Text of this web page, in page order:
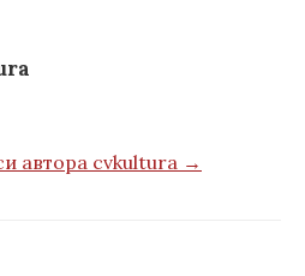
автора cvkultura →